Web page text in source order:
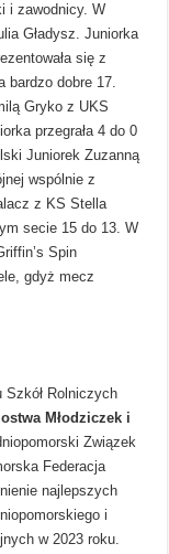
i zawodnicy. W
Gładysz. Juniorka
się z
bardzo dobre 17.
Gryko z UKS
przegrała 4 do 0
Juniorek Zuzanną
wspólnie z
z KS Stella
secie 15 do 13. W
Spin
gdyż mecz
Szkół Rolniczych
Młodziczek i
Związek
Federacja
najlepszych
i
w 2023 roku.